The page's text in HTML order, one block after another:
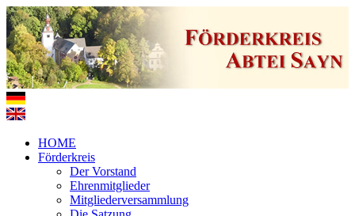
HOME
Förderkreis
Der Vorstand
Ehrenmitglieder
Mitgliederversammlung